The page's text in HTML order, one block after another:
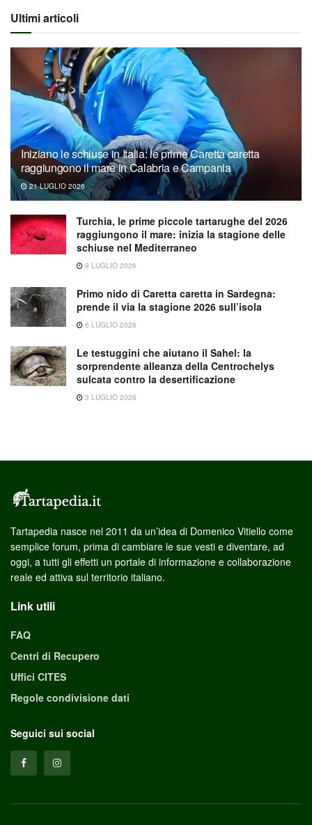
Ultimi articoli
Iniziano le schiuse in Italia: le prime Caretta caretta
raggiungono il mare in Calabria e Campania
21 LUGLIO 2026
Turchia, le prime piccole tartarughe del 2026
raggiungono il mare: inizia la stagione delle
schiuse nel Mediterraneo
9 LUGLIO 2026
Primo nido di Caretta caretta in Sardegna:
prende il via la stagione 2026 sull’isola
6 LUGLIO 2026
Le testuggini che aiutano il Sahel: la
sorprendente alleanza della Centrochelys
sulcata contro la desertificazione
3 LUGLIO 2026
Tartapedia nasce nel 2011 da un’idea di Domenico Vitiello come
semplice forum, prima di cambiare le sue vesti e diventare, ad
oggi, a tutti gli effetti un portale di informazione e collaborazione
reale ed attiva sul territorio italiano.
Link utili
FAQ
Centri di Recupero
Uffici CITES
Regole condivisione dati
Seguici sui social